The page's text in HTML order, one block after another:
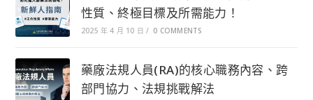
性質、終極目標及所需能力！
2025 年 4 月 10 日 / 0 COMMENTS
藥廠法規人員(RA)的核心職務內容、跨
部門協力、法規挑戰解法